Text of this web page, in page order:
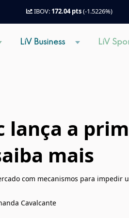
IBOV: 172.04 pts(-1.5226%)
LiV Business LiV
a
mais
com mecanismos para
Cavalcante